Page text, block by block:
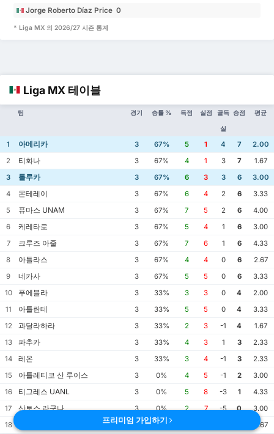
Jorge Roberto Díaz Price 0
* Liga MX 의 2026/27 시즌 통계
Liga MX 테이블
팀 경기 승률 % 득점 실점 골득
실
승점 평균
1 아메리카 3 67% 5 1 4 7
2.00
2
티화나 3 67% 4 1 3 7
1.67
3
톨루카 3 67% 6 3 3 6
3.00
4
몬테레이 3 67% 6 4 2 6
3.33
5
퓨마스 UNAM 3 67% 7 5 2 6
4.00
6
케레타로 3 67% 5 4 1 6
3.00
7
크루즈 아줄 3 67% 7 6 1 6
4.33
8
아틀라스 3 67% 4 4 0 6
2.67
9
네카사 3 67% 5 5 0 6
3.33
10
푸에블라 3 33% 3 3 0 4
2.00
11
아틀란테 3 33% 5 5 0 4
3.33
12
과달라하라 3 33% 2 3 -1 4
1.67
13
파추카 3 33% 4 3 1 3
2.33
14
레온 3 33% 3 4 -1 3
2.33
15
아틀레티코 산 루이스 3 0% 4 5 -1 2
3.00
16
티그레스 UANL 3 0% 5 8 -3 1
4.33
17
산토스 라구나 3 0% 2 7 -5 0
3.00
18
3 0% 2.67
프리미엄 가입하기